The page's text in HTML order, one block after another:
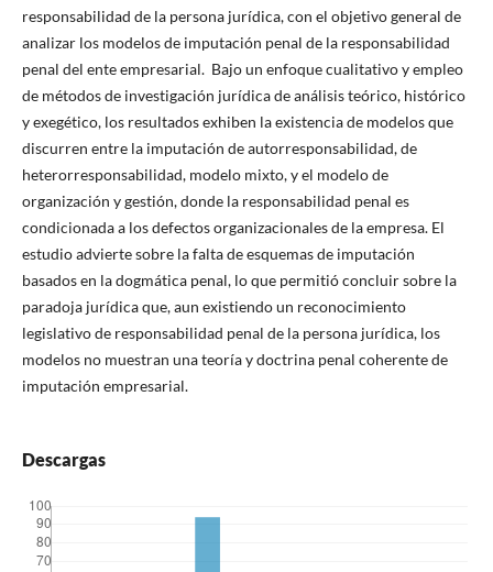
responsabilidad de la persona jurídica, con el objetivo general de
analizar los modelos de imputación penal de la responsabilidad
penal del ente empresarial. Bajo un enfoque cualitativo y empleo
de métodos de investigación jurídica de análisis teórico, histórico
y exegético, los resultados exhiben la existencia de modelos que
discurren entre la imputación de autorresponsabilidad, de
heterorresponsabilidad, modelo mixto, y el modelo de
organización y gestión, donde la responsabilidad penal es
condicionada a los defectos organizacionales de la empresa. El
estudio advierte sobre la falta de esquemas de imputación
basados en la dogmática penal, lo que permitió concluir sobre la
paradoja jurídica que, aun existiendo un reconocimiento
legislativo de responsabilidad penal de la persona jurídica, los
modelos no muestran una teoría y doctrina penal coherente de
imputación empresarial.
Descargas